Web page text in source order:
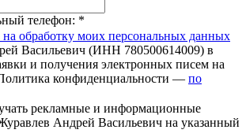
телефон: *
на обработку моих персональных данных
Васильевич (ИНН 780500614009) в
и получения электронных писем на
конфиденциальности — по
рекламные и информационные
Андрей Васильевич на указанный